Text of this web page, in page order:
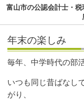
富山市の公認会計士・
年末の楽しみ
毎年、中学時代の部
いつも同じ昔ばなし
がり、